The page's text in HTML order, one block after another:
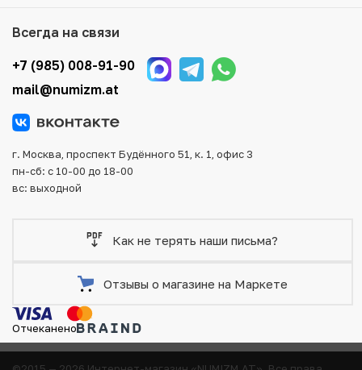
оплаты и доставки заказа. Все отправления надежно и
тщательно упаковываются, что исключает возможность
повреждения во время доставки.
Всегда на связи
+7 (985) 008-91-90
mail@numizm.at
г. Москва, проспект Будённого 51, к. 1, офис 3
пн-сб: с 10-00 до 18-00
вс: выходной
Как не терять наши письма?
Отзывы о магазине на Маркете
Отчеканено